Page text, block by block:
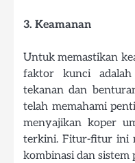
3. Keamanan
Untuk memastikan
faktor kunci
tekanan dan
telah memahami
menyajikan koper
terkini. Fitur-fitur ini
kombinasi dan sistem